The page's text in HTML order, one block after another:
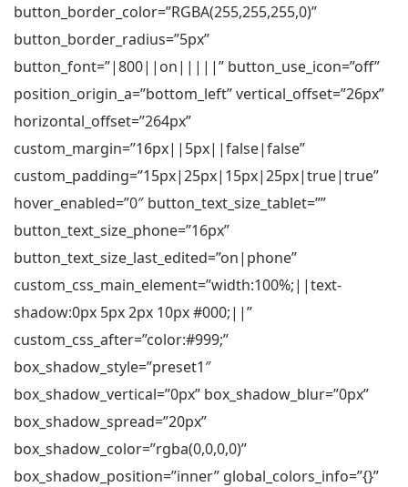
button_border_color=”RGBA(255,255,255,0)”
button_border_radius=”5px”
button_font=”|800||on|||||” button_use_icon=”off”
position_origin_a=”bottom_left” vertical_offset=”26px”
horizontal_offset=”264px”
custom_margin=”16px||5px||false|false”
custom_padding=”15px|25px|15px|25px|true|true”
hover_enabled=”0″ button_text_size_tablet=””
button_text_size_phone=”16px”
button_text_size_last_edited=”on|phone”
custom_css_main_element=”width:100%;||text-
shadow:0px 5px 2px 10px #000;||”
custom_css_after=”color:#999;”
box_shadow_style=”preset1″
box_shadow_vertical=”0px” box_shadow_blur=”0px”
box_shadow_spread=”20px”
box_shadow_color=”rgba(0,0,0,0)”
box_shadow_position=”inner” global_colors_info=”{}”